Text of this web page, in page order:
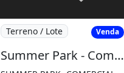
Imagem: Summer Park -
Terreno / Lote Venda
Summer Park - Comercial